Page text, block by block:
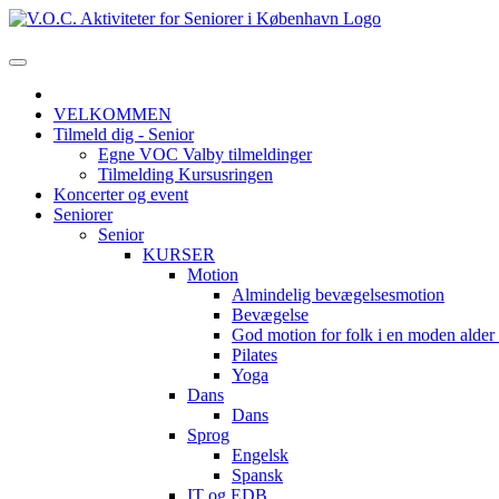
VELKOMMEN
Tilmeld dig - Senior
Egne VOC Valby tilmeldinger
Tilmelding Kursusringen
Koncerter og event
Seniorer
Senior
KURSER
Motion
Almindelig bevægelsesmotion
Bevægelse
God motion for folk i en moden
Pilates
Yoga
Dans
Dans
Sprog
Engelsk
Spansk
IT og EDB